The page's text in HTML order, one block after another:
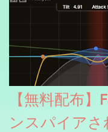
【無料配布
ンスパイアさ